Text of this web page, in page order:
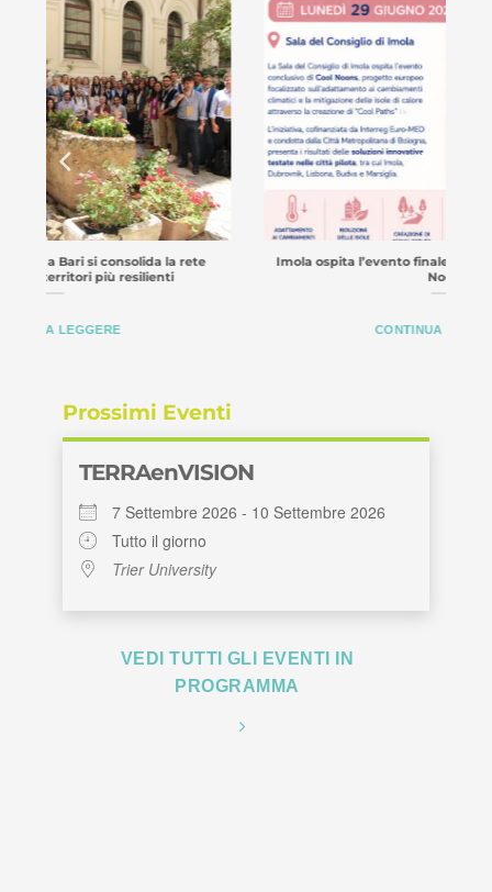
Imola ospita l’evento finale del progetto europeo Cool
Prossimi Eventi
TERRAenVISION
7 Settembre 2026 - 10 Settembre 2026
Tutto il giorno
Trier University
VEDI TUTTI GLI EVENTI IN
PROGRAMMA